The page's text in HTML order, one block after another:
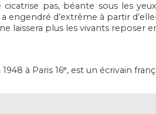
pas, béante sous les
engendré d’extrême à partir
laissera plus les vivants reposer
1948 à Paris 16ᵉ, est un écrivain